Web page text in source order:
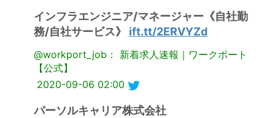
インフラエンジニア/マネージャー《自社勤
務/自社サービス》 ift.tt/2ERVYZd
@workport_job： 新着求人速報｜ワークポート
【公式】
2020-09-06 02:00
パーソルキャリア株式会社